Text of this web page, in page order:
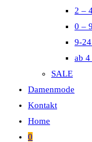
2 –
0 –
9-
ab 4
SALE
Damenmode
Kontakt
Home
0